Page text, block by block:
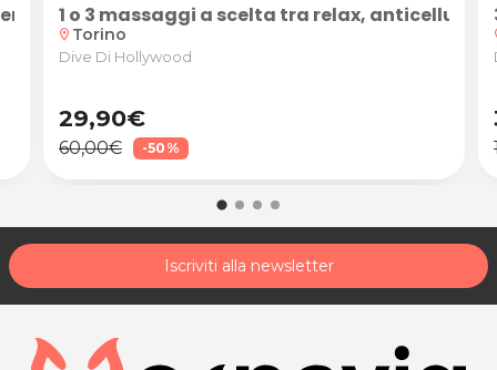
a scelta presso Dive Di Hollywood
1 o 3 massaggi a scelta tra relax, anticellulite
location_on Torino
Dive Di Hollywood
29,90€
60,00€ -50%
Iscriviti alla newsletter